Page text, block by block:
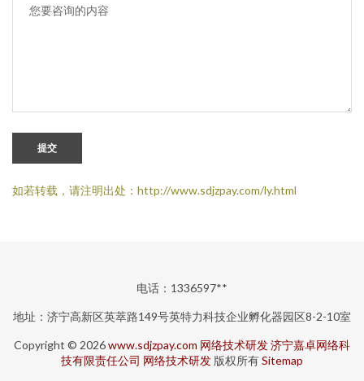
提交
如若转载，请注明出处：http://www.sdjzpay.com/ly.html
电话：1336597**
地址：济宁高新区英萃路149号英特力科技企业孵化器园区8-2-10室
Copyright © 2026www.sdjzpay.com 网络技术研发济宁嘉卓网络科
技有限责任公司 网络技术研发 版权所有Sitemap